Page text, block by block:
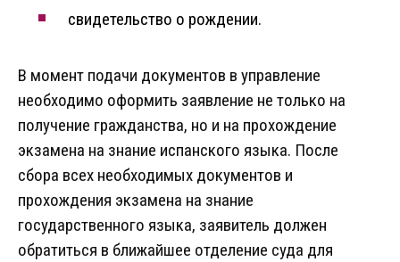
свидетельство о рождении.
В момент подачи документов в управление
необходимо оформить заявление не только на
получение гражданства, но и на прохождение
экзамена на знание испанского языка. После
сбора всех необходимых документов и
прохождения экзамена на знание
государственного языка, заявитель должен
обратиться в ближайшее отделение суда для